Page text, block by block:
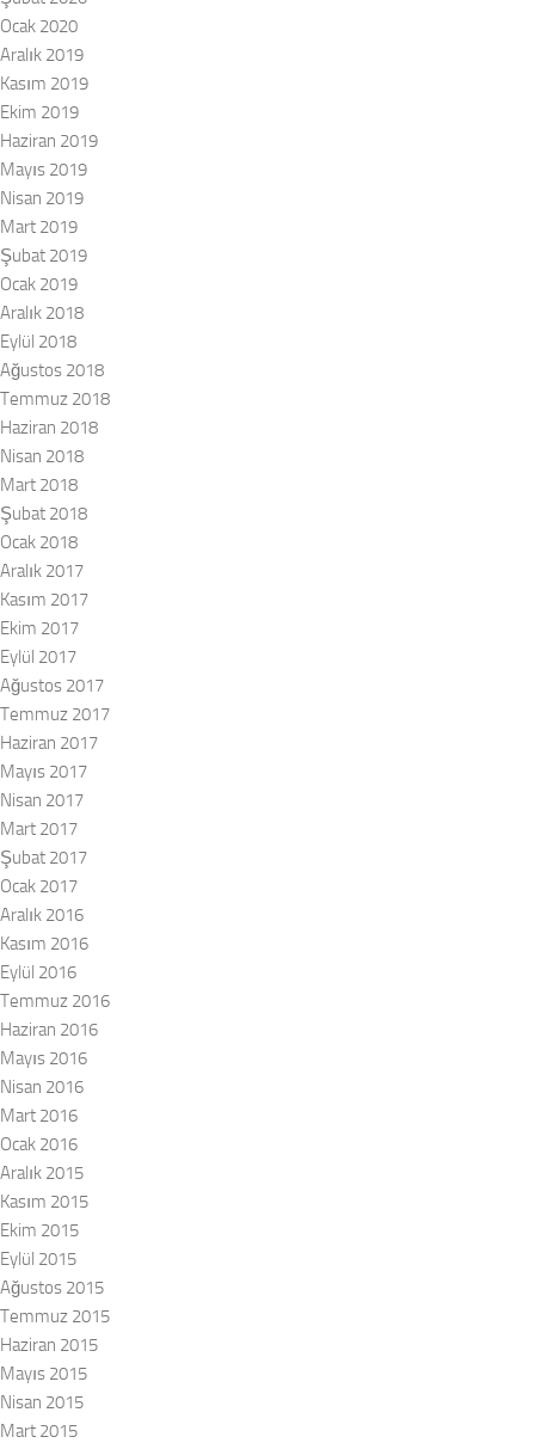
Ocak 2020
Aralık 2019
Kasım 2019
Ekim 2019
Haziran 2019
Mayıs 2019
Nisan 2019
Mart 2019
Şubat 2019
Ocak 2019
Aralık 2018
Eylül 2018
Ağustos 2018
Temmuz 2018
Haziran 2018
Nisan 2018
Mart 2018
Şubat 2018
Ocak 2018
Aralık 2017
Kasım 2017
Ekim 2017
Eylül 2017
Ağustos 2017
Temmuz 2017
Haziran 2017
Mayıs 2017
Nisan 2017
Mart 2017
Şubat 2017
Ocak 2017
Aralık 2016
Kasım 2016
Eylül 2016
Temmuz 2016
Haziran 2016
Mayıs 2016
Nisan 2016
Mart 2016
Ocak 2016
Aralık 2015
Kasım 2015
Ekim 2015
Eylül 2015
Ağustos 2015
Temmuz 2015
Haziran 2015
Mayıs 2015
Nisan 2015
Mart 2015